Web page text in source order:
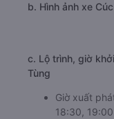
b. Hình ảnh xe
c. Lộ trình, giờ
Tùng
Giờ xuất
18:30, 19:00